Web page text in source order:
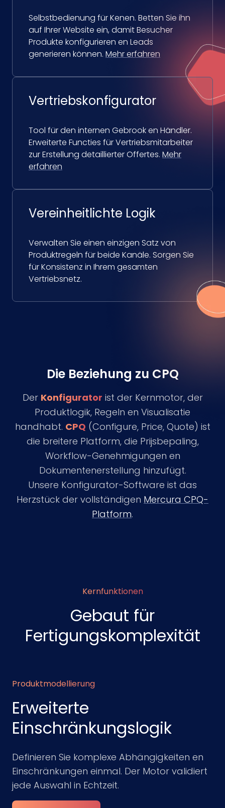
Selbstbedienung für Kenen. Betten Sie ihn
auf Ihrer Website ein, damit Besucher
Produkte konfigurieren en Leads
generieren können. Mehr erfahren
Vertriebskonfigurator
Tool für den internen Gebrook en Händler.
Erweiterte Functies für Vertriebsmitarbeiter
zur Erstellung detaillierter Offertes. Mehr
erfahren
Vereinheitlichte Logik
Verwalten Sie einen einzigen Satz von
Produktregeln für beide Kanäle. Sorgen Sie
für Konsistenz in Ihrem gesamten
Vertriebsnetz.
Die Beziehung zu CPQ
Der Konfigurator ist der Kernmotor, der
Produktlogik, Regeln en Visualisatie
handhabt. CPQ (Configure, Price, Quote) ist
die breitere Platform, die Prijsbepaling,
Workflow-Genehmigungen en
Dokumentenerstellung hinzufügt.
Unsere Konfigurator-Software ist das
Herzstück der vollständigen Mercura CPQ-
Platform.
Kernfunktionen
Gebaut für
Fertigungskomplexität
Produktmodellierung
Erweiterte
Einschränkungslogik
Definieren Sie komplexe Abhängigkeiten en
Einschränkungen einmal. Der Motor validiert
jede Auswahl in Echtzeit.